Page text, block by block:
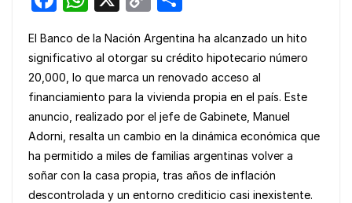
c
e
b
o
o
k
at
s
A
p
p
p
y
Li
n
k
ar
e
El Banco de la Nación Argentina ha alcanzado un hito
significativo al otorgar su crédito hipotecario número
20,000, lo que marca un renovado acceso al
financiamiento para la vivienda propia en el país. Este
anuncio, realizado por el jefe de Gabinete, Manuel
Adorni, resalta un cambio en la dinámica económica que
ha permitido a miles de familias argentinas volver a
soñar con la casa propia, tras años de inflación
descontrolada y un entorno crediticio casi inexistente.